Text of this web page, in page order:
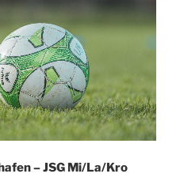
– JSG Mi/La/Kro